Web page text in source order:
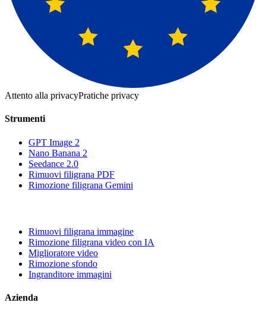
Attento alla privacyPratiche privacy
Strumenti
GPT Image 2
Nano Banana 2
Seedance 2.0
Rimuovi filigrana PDF
Rimozione filigrana Gemini
Rimuovi filigrana immagine
Rimozione filigrana video con IA
Miglioratore video
Rimozione sfondo
Ingranditore immagini
Azienda